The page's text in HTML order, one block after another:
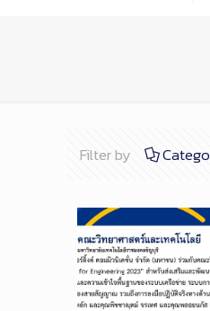
Filter by